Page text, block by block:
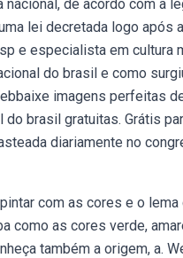
de acordo com a
lei decretada logo após
e especialista em cultura
do brasil e como
imagens perfeitas
brasil gratuitas. Grátis
diariamente no
com as cores e o
como as cores verde,
também a origem, a.